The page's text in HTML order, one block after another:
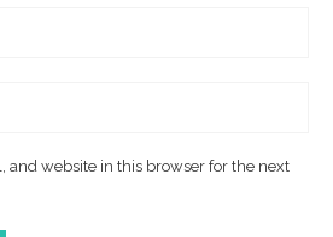
and website in this browser for the next